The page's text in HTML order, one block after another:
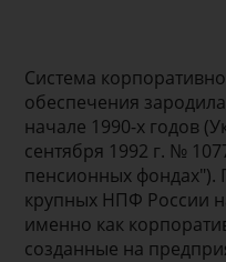
Система
обеспечения
начале 1990-х годов
сентября 1992 г. №
пенсионных
крупных НПФ России
именно как
созданные на